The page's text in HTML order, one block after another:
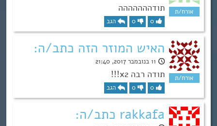
תודההההההה
0
0 הגב
האיש המוזר הזה כתב/ה:
11 בנובמבר 2017, 21:40
תודה רבה x2!!!
0
0 הגב
rakkafa כתב/ה: